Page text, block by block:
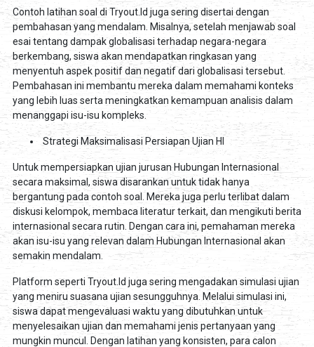
Contoh latihan soal di Tryout.Id juga sering disertai dengan
pembahasan yang mendalam. Misalnya, setelah menjawab soal
esai tentang dampak globalisasi terhadap negara-negara
berkembang, siswa akan mendapatkan ringkasan yang
menyentuh aspek positif dan negatif dari globalisasi tersebut.
Pembahasan ini membantu mereka dalam memahami konteks
yang lebih luas serta meningkatkan kemampuan analisis dalam
menanggapi isu-isu kompleks.
Strategi Maksimalisasi Persiapan Ujian HI
Untuk mempersiapkan ujian jurusan Hubungan Internasional
secara maksimal, siswa disarankan untuk tidak hanya
bergantung pada contoh soal. Mereka juga perlu terlibat dalam
diskusi kelompok, membaca literatur terkait, dan mengikuti berita
internasional secara rutin. Dengan cara ini, pemahaman mereka
akan isu-isu yang relevan dalam Hubungan Internasional akan
semakin mendalam.
Platform seperti Tryout.Id juga sering mengadakan simulasi ujian
yang meniru suasana ujian sesungguhnya. Melalui simulasi ini,
siswa dapat mengevaluasi waktu yang dibutuhkan untuk
menyelesaikan ujian dan memahami jenis pertanyaan yang
mungkin muncul. Dengan latihan yang konsisten, para calon